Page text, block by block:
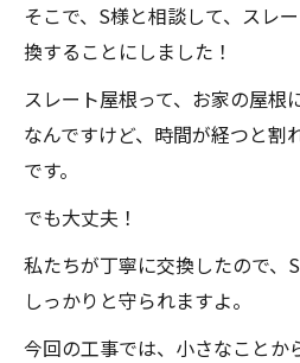
そこで、S様と相談して、スレ
換することにしました！
スレート屋根って、お家の屋根
なんですけど、時間が経つと割
です。
でも大丈夫！
私たちが丁寧に交換したので、
しっかりと守られますよ。
今回の工事では、小さなことか